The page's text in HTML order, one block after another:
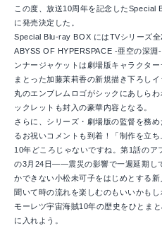
この度、放送10周年を記念したSpecial
に発売決定した。
Special Blu-ray BOX にはTVシリーズ
ABYSS OF HYPERSPACE -亜空の深
ンナージャケットは劇場版キャラクタ
まとった加藤茉莉香の新規描き下ろし
丸のエンブレムロゴがシックにあしら
ックレットも封入の豪華内容となる。
さらに、シリーズ・劇場版の監督を務
るお祝いコメントも到着！「制作を立
10年どころじゃないですね。第1話の
の3月24日――震災の影響で一週延期し
かできない小松未可子をはじめとする
聞いて時の流れを楽しむのもいいかも
モーレツ宇宙海賊10年の歴史をひとま
に入れよう。